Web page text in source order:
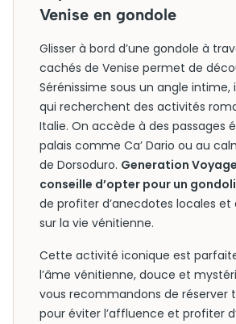
Venise en gondole
Glisser à bord d’une gondole à
cachés de Venise permet de
Sérénissime sous un angle intime,
qui recherchent des activités
Italie. On accède à des passages
palais comme Ca’ Dario ou au
de Dorsoduro. Generation
conseille d’opter pour un
de profiter d’anecdotes locales et
sur la vie vénitienne.
Cette activité iconique est
l’âme vénitienne, douce et
vous recommandons de réserver
pour éviter l’affluence et profiter